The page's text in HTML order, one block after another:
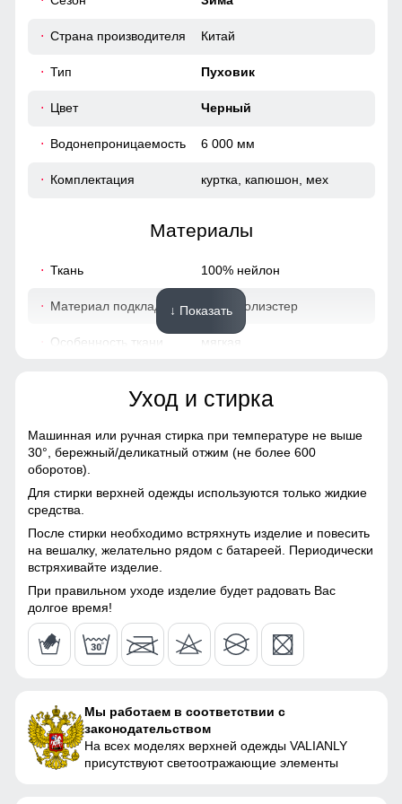
Страна производителя Китай
Тип Пуховик
Цвет Черный
Водонепроницаемость 6 000 мм
Комплектация куртка, капюшон, мех
Материалы
Ткань 100% нейлон
Материал подкладки 100% полиэстер
Особенность ткани мягкая
Покрой
Тип кармана прорезной
Внутренние карманы есть
Воротник
Конструктивность
элемента
Вид застежки молния, фиксаторы
Упаковка и размеры
Цвета черный, красный, желтый
↓ Показать
Уход и стирка
Машинная или ручная стирка при температуре не выше
30°, бережный/деликатный отжим (не более 600
оборотов).
Для стирки верхней одежды используются только жидкие
средства.
После стирки необходимо встряхнуть изделие и повесить
на вешалку, желательно рядом с батареей. Периодически
встряхивайте изделие.
При правильном уходе изделие будет радовать Вас
долгое время!
Мы работаем в соответствии с
законодательством
На всех моделях верхней одежды VALIANLY
присутствуют светоотражающие элементы